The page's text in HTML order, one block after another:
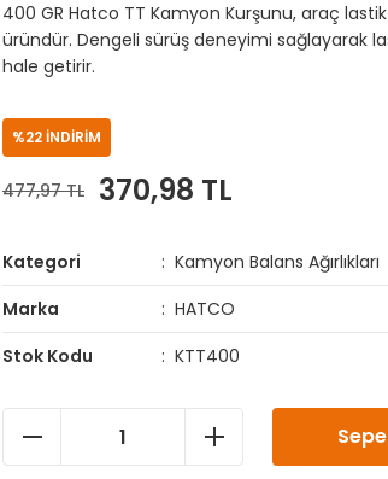
400 GR Hatco TT Kamyon Kurşunu, araç
üründür. Dengeli sürüş deneyimi sağlayarak
hale getirir.
%22 İNDİRİM
477,97 TL 370,98 TL
Kategori
Kamyon Balans Ağırlıkları
Marka
HATCO
Stok Kodu
KTT400